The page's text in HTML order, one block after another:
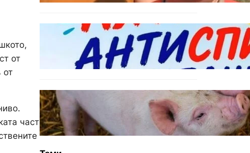
от
от
част
БЪЛГАРИЯ
Варна предлага безплатни
и анонимни тестове за ХИВ
и други инфекции през
август
Тревога във Варненско:
Африканска чума по
свинете е открита край
Гроздьово